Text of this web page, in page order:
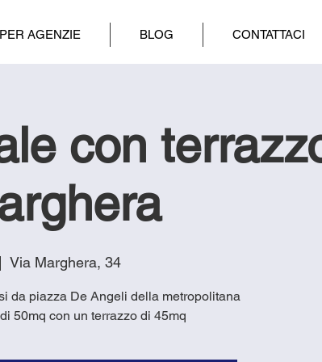
PER AGENZIE BLOG CONTATTACI
con
Via Marghera, 34
da piazza De Angeli della metropolitana
50mq con un terrazzo di 45mq